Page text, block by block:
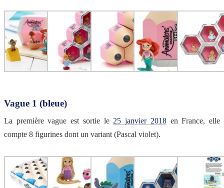
Vague 1 (bleue)
La première vague est sortie le 25 janvier 2018en France, elle
compte 8 figurines dont un variant (Pascal violet).